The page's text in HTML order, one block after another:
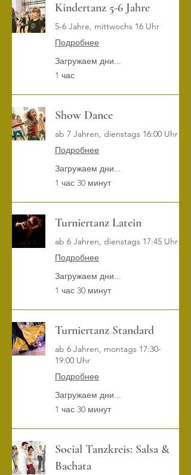
Kindertanz 5-6 Jahre
5-6 Jahre, mittwochs 16 Uhr
Подробнее
Загружаем дни...
1 час
Show Dance
ab 7 Jahren, dienstags 16:00 Uhr
Подробнее
Загружаем дни...
1 час 30 минут
Turniertanz Latein
ab 6 Jahren, dienstags 17:45 Uhr
Подробнее
Загружаем дни...
1 час 30 минут
Turniertanz Standard
ab 6 Jahren, montags 17:30-
19:00 Uhr
Подробнее
Загружаем дни...
1 час 30 минут
Social Tanzkreis: Salsa &
Bachata